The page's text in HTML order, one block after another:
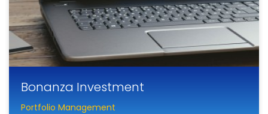
Bonanza Investment
Portfolio Management